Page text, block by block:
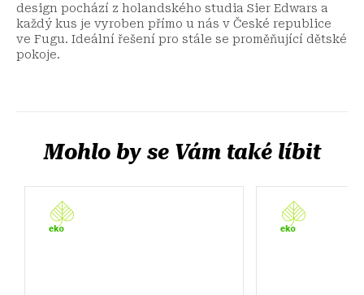
design pochází z holandského studia Sier Edwars a
každý kus je vyroben přímo u nás v České republice
ve Fugu. Ideální řešení pro stále se proměňující dětské
pokoje.